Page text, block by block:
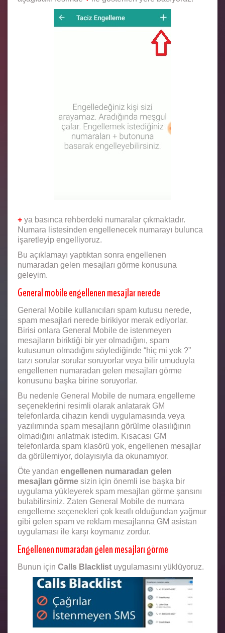
+ ya basınca rehberdeki numaralar çıkmaktadır.
Numara listesinden engellenecek numarayı bulunca
işaretleyip engelliyoruz.
Bu açıklamayı yaptıktan sonra engellenen
numaradan gelen mesajları görme konusuna
geleyim.
General mobile engellenen mesajlar nerede
General Mobile kullanıcıları spam kutusu nerede,
spam mesajlari nerede birikiyor merak ediyorlar.
Birisi onlara General Mobile de istenmeyen
mesajların biriktiği bir yer olmadığını, spam
kutusunun olmadığını söylediğinde “hiç mi yok ?”
tarzı sorular sorular soruyorlar veya bilir umuduyla
engellenen numaradan gelen mesajları görme
konusunu başka birine soruyorlar.
Bu nedenle General Mobile de numara engelleme
seçeneklerini resimli olarak anlatarak GM
telefonlarda cihazın kendi uygulamasında veya
yazılımında spam mesajların görülme olasılığının
olmadığını anlatmak istedim. Kısacası GM
telefonlarda spam klasörü yok, engellenen mesajlar
da görülemiyor, dolayısıyla da okunamıyor.
Öte yandan engellenen numaradan gelen
mesajları görme sizin için önemli ise başka bir
uygulama yükleyerek spam mesajları görme şansını
bulabilirsiniz. Zaten General Mobile de numara
engelleme seçenekleri çok kısıtlı olduğundan yağmur
gibi gelen spam ve reklam mesajlarına GM asistan
uygulaması ile karşı koymanız zordur.
Engellenen numaradan gelen mesajları görme
Bunun için Calls Blacklist uygulamasını yüklüyoruz.